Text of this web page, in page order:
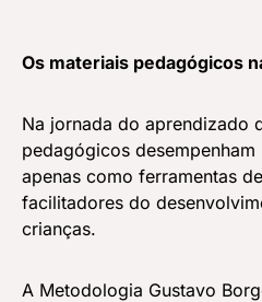
Os materiais pedagógicos
Na jornada do aprendizado
pedagógicos
apenas como ferramentas
facilitadores do
crianças.
A Metodologia Gustavo